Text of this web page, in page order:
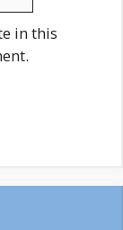
in this